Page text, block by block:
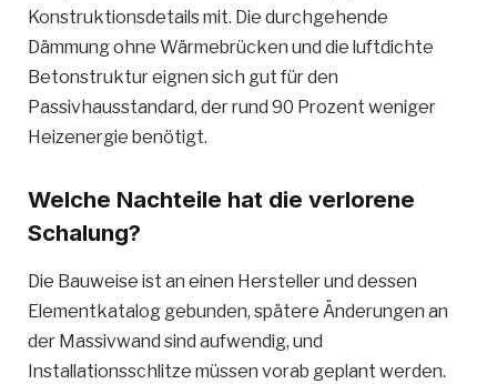
Konstruktionsdetails mit. Die durchgehende
Dämmung ohne Wärmebrücken und die luftdichte
Betonstruktur eignen sich gut für den
Passivhausstandard, der rund 90 Prozent weniger
Heizenergie benötigt.
Welche Nachteile hat die verlorene
Schalung?
Die Bauweise ist an einen Hersteller und dessen
Elementkatalog gebunden, spätere Änderungen an
der Massivwand sind aufwendig, und
Installationsschlitze müssen vorab geplant werden.